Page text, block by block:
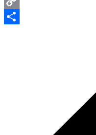
Translate
Copy